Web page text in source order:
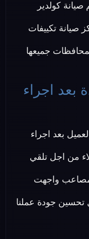
كولدير
صيانة تكييفات
جميعها
بعد اجراء
بعد اجراء
من اجل تلقي
مصاعب واجهت
تحسين جودة عملنا